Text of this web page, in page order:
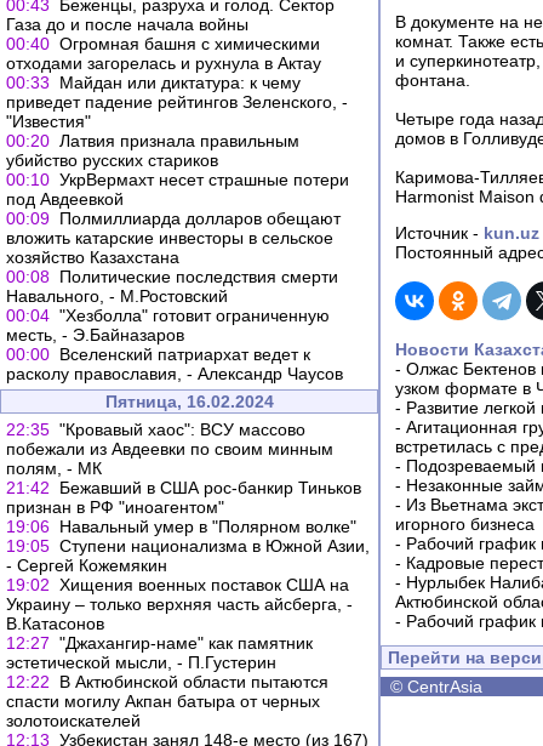
00:43
Беженцы, разруха и голод. Сектор
Газа до и после начала войны
00:40 Огромная башня с химическими
отходами загорелась и рухнула в Актау
00:33
Майдан или диктатура: к чему
приведет падение рейтингов Зеленского, -
"Известия"
00:20 Латвия признала правильным
убийство русских стариков
00:10 УкрВермахт несет страшные потери
под Авдеевкой
00:09 Полмиллиарда долларов обещают
вложить катарские инвесторы в сельское
хозяйство Казахстана
00:08 Политические последствия смерти
Навального, - М.Ростовский
00:04 "Хезболла" готовит ограниченную
месть, - Э.Байназаров
00:00 Вселенский патриархат ведет к
расколу православия, - Александр Чаусов
Пятница, 16.02.2024
22:35 "Кровавый хаос": ВСУ массово
побежали из Авдеевки по своим минным
полям, - МК
21:42
Бежавший в США рос-банкир Тиньков
признан в РФ "иноагентом"
19:06 Навальный умер в "Полярном волке"
19:05 Ступени национализма в Южной Азии,
- Сергей Кожемякин
19:02 Хищения военных поставок США на
Украину – только верхняя часть айсберга, -
В.Катасонов
12:27 "Джахангир-наме" как памятник
эстетической мысли, - П.Густерин
12:22
В Актюбинской области пытаются
спасти могилу Акпан батыра от черных
золотоискателей
12:13 Узбекистан занял 148-е место (из 167)
В документе на
комнат. Также
и
фонтана.
Четыре года
домов в
Каримова-
Harmonist Maison
Источник - kun.uz
Постоянный
Новости
- Олжас Бектенов
узком формате в
- Развитие
- Агитационная
встретилась с
- Подозреваемый
- Незаконные
- Из Вьетнама
игорного бизнеса
- Рабочий график
- Кадровые
- Нурлыбек
Актюбинской
- Рабочий график
Перейти на
© CentrAsia